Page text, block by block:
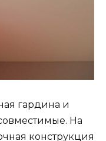
гардина и
На
конструкция